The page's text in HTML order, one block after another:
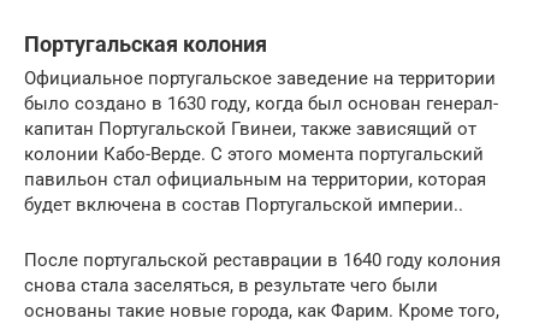
Португальская колония
Официальное португальское заведение на территории
было создано в 1630 году, когда был основан генерал-
капитан Португальской Гвинеи, также зависящий от
колонии Кабо-Верде. С этого момента португальский
павильон стал официальным на территории, которая
будет включена в состав Португальской империи..
После португальской реставрации в 1640 году колония
снова стала заселяться, в результате чего были
основаны такие новые города, как Фарим. Кроме того,